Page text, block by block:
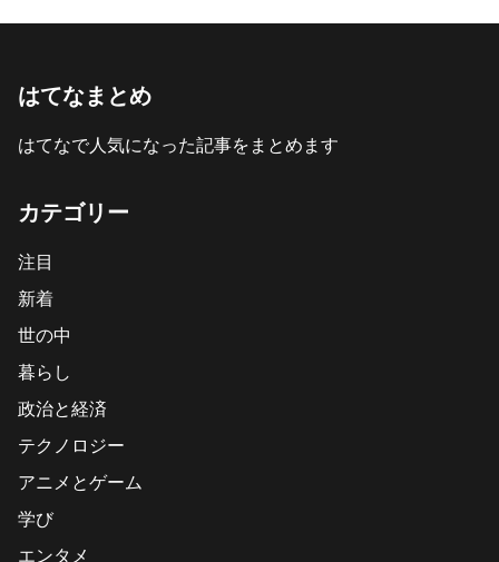
はてなまとめ
はてなで人気になった記事をまとめます
カテゴリー
注目
新着
世の中
暮らし
政治と経済
テクノロジー
アニメとゲーム
学び
エンタメ